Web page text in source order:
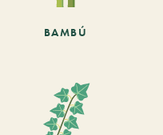
BAMBÚ